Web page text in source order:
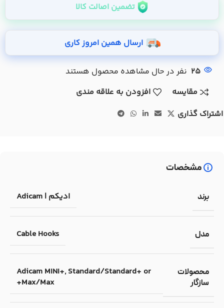
تضمین اصالت کالا
ارسال همین امروز کاری
25 نفر در حال مشاهده محصول هستند
مقایسه
افزودن به علاقه مندی
اشتراک گذاری
مشخصات
برند ادیکم | Adicam
مدل Cable Hooks
محصولات
سازگار
Adicam MINI+, Standard/Standard+ or
Max/Max+